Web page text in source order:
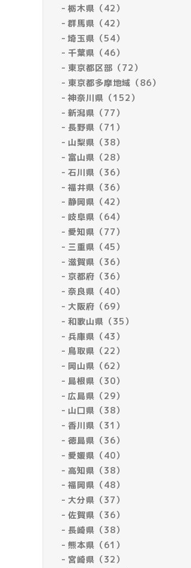
栃木県（42）
群馬県（42）
埼玉県（54）
千葉県（46）
東京都区部（72）
東京都多摩地域（86）
神奈川県（152）
新潟県（77）
長野県（71）
山梨県（38）
富山県（28）
石川県（36）
福井県（36）
静岡県（42）
岐阜県（64）
愛知県（77）
三重県（45）
滋賀県（36）
京都府（36）
奈良県（40）
大阪府（69）
和歌山県（35）
兵庫県（43）
鳥取県（22）
岡山県（62）
島根県（30）
広島県（29）
山口県（38）
香川県（31）
徳島県（36）
愛媛県（40）
高知県（38）
福岡県（48）
大分県（37）
佐賀県（36）
長崎県（38）
熊本県（61）
宮崎県（32）